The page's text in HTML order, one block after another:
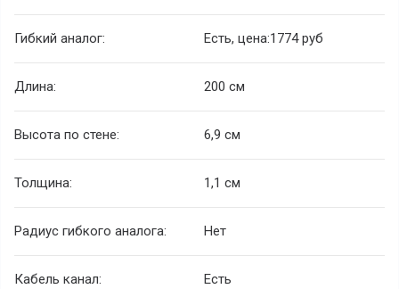
Гибкий аналог: Есть, цена:1774 руб
Длина: 200 см
Высота по стене: 6,9 см
Толщина: 1,1 см
Радиус гибкого аналога: Нет
Кабель канал: Есть